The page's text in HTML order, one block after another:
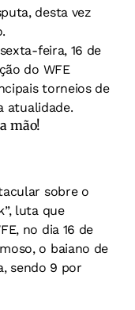
desta vez
feira, 16 de
do WFE
torneios de
atualidade.
mão!
sobre o
luta que
no dia 16 de
o baiano de
sendo 9 por